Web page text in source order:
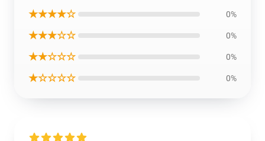
★★★★☆ 0%
★★★☆☆ 0%
★★☆☆☆ 0%
★☆☆☆☆ 0%